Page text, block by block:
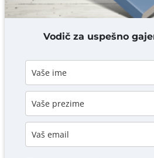
DODAJ
Vodič za uspešno